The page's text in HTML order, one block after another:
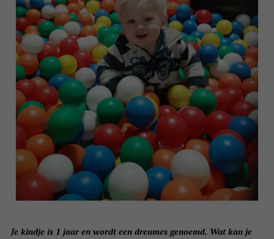
Je kindje is 1 jaar en wordt een dreumes genoemd. Wat kan je